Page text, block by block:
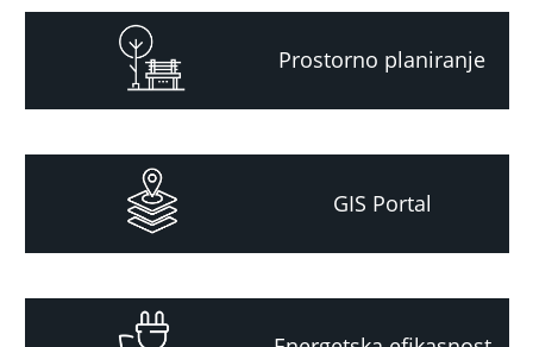
Prostorno planiranje
GIS Portal